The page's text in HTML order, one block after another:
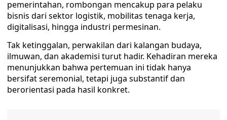
pemerintahan, rombongan mencakup para pelaku
bisnis dari sektor logistik, mobilitas tenaga kerja,
digitalisasi, hingga industri permesinan.
Tak ketinggalan, perwakilan dari kalangan budaya,
ilmuwan, dan akademisi turut hadir. Kehadiran mereka
menunjukkan bahwa pertemuan ini tidak hanya
bersifat seremonial, tetapi juga substantif dan
berorientasi pada hasil konkret.